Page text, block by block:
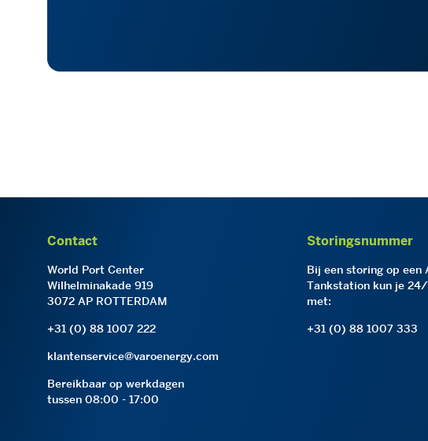
Contact
World Port Center
Wilhelminakade 919
3072 AP ROTTERDAM
+31 (0) 88 1007 222
klantenservice@varoenergy.com
Bereikbaar op werkdagen
tussen 08:00 - 17:00
Storingsnummer
Bij een storing op een
Tankstation kun je
met:
+31 (0) 88 1007 333